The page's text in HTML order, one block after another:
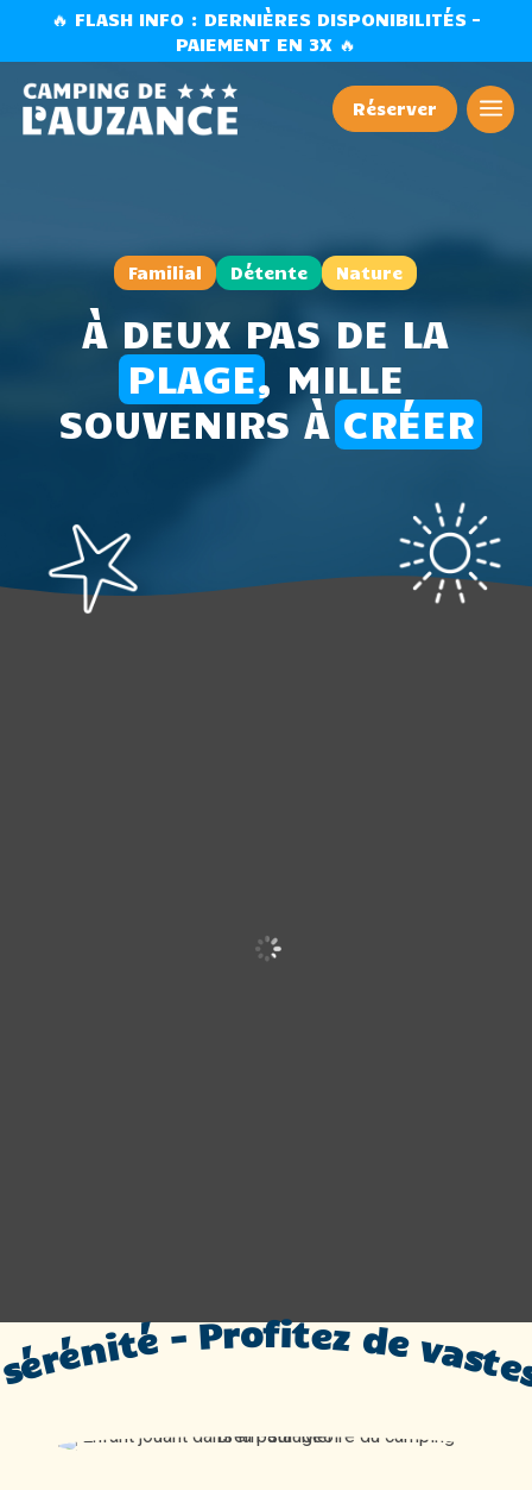
🔥 FLASH INFO : DERNIÈRES DISPONIBILITÉS –
PAIEMENT EN 3X 🔥
Réserver a
Familial Détente Nature
À DEUX PAS DE LA
PLAGE, MILLE
SOUVENIRS ÀCRÉER
vastes emplacements de plus de 200 m² pour une bulle de confort et de sérénité - Profitez de vastes emplacements de plus de 200 m² pour une bulle de confort et de